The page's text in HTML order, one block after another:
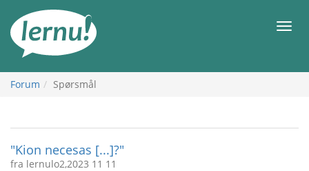
innholdet
Meny
Forum Spørsmål
"Kion necesas [...]?"
fra lernulo2,2023 11 11